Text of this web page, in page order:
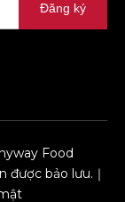
Đăng ký
Food
được bảo lưu.｜